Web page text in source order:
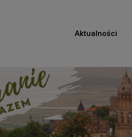
Aktualności